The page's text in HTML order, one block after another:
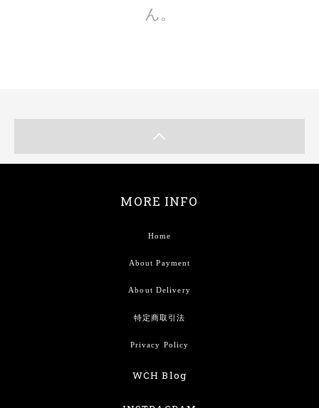
ん。
MORE INFO
Home
About Payment
About Delivery
特定商取引法
Privacy Policy
WCH Blog